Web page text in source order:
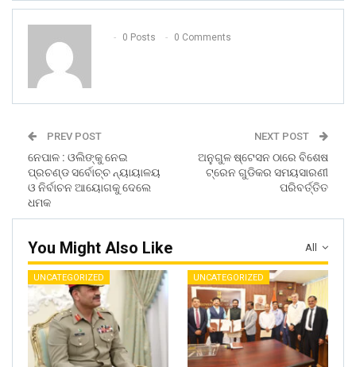
0 Posts 0 Comments
PREV POST
ନେପାଳ : ଓଲିଙ୍କୁ ନେଇ
ପ୍ରଚଣ୍ଡ ସର୍ବୋଚ୍ଚ ନ୍ୟାୟାଳୟ
ଓ ନିର୍ବାଚନ ଆୟୋଗକୁ ଦେଲେ
ଧମକ
NEXT POST
ଅନୁଗୁଳ ଷ୍ଟେସନ ଠାରେ ବିଶେଷ
ଟ୍ରେନ ଗୁଡିକର ସମୟସାରଣୀ
ପରିବର୍ତ୍ତିତ
All
You Might Also Like
UNCATEGORIZED UNCATEGORIZED